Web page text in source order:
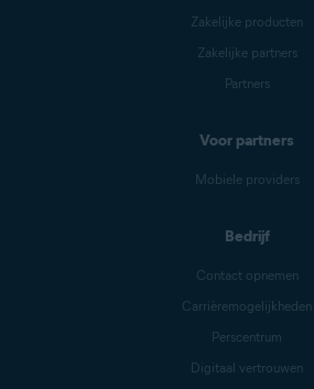
Zakelijke producten
Zakelijke partners
Partners
Voor partners
Mobiele providers
Bedrijf
Contact opnemen
Carrièremogelijkheden
Perscentrum
Digitaal vertrouwen